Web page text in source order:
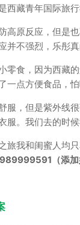
西藏青年国际旅行
高原反应，但是
并不强烈，乐彤真
零食，因为西藏
一点方便食品，怕
服，但是紫外线
服。我们去的时
旅我和闺蜜人均
（添加